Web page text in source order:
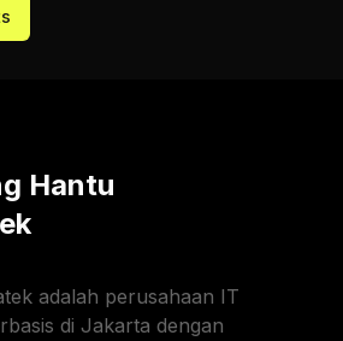
Hantu
adalah perusahaan IT
di Jakarta dengan